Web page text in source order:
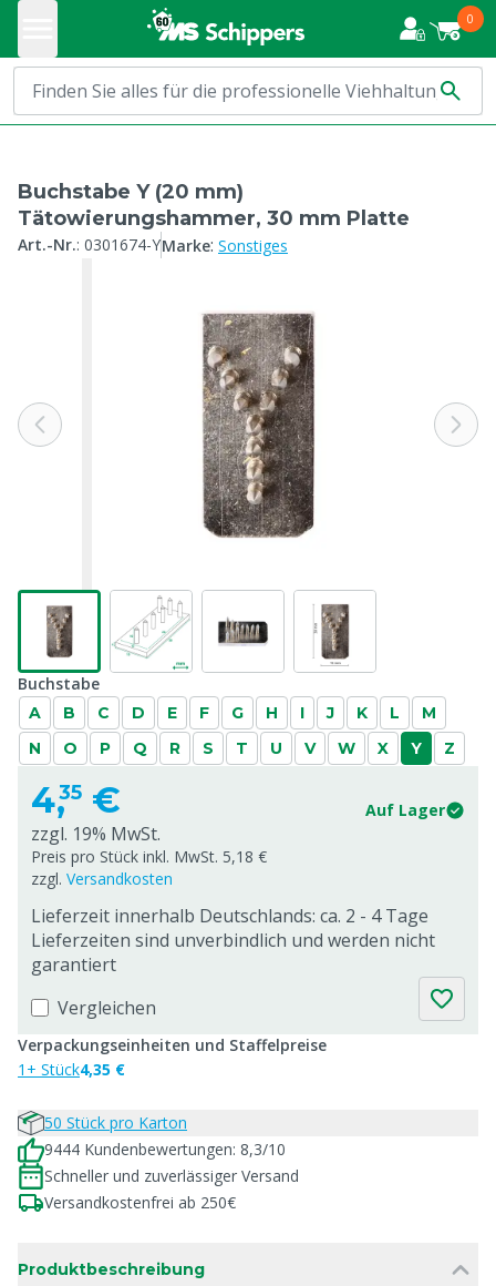
0
Buchstabe Y (20 mm)
Tätowierungshammer, 30 mm Platte
Art.-Nr.: 0301674-YMarke: Sonstiges
Buchstabe
A B C D E F G H I J K L
M
N
O P Q R S T U V W X Y Z
4,35 € Auf Lager
zzgl. 19% MwSt.
Preis pro Stück inkl. MwSt. 5,18 €
zzgl. Versandkosten
Lieferzeit innerhalb Deutschlands: ca. 2 - 4 Tage
Lieferzeiten sind unverbindlich und werden nicht
garantiert
Vergleichen
Verpackungseinheiten und Staffelpreise
1+ Stück4,35 €
50 Stück pro Karton
9444 Kundenbewertungen: 8,3/10
Schneller und zuverlässiger Versand
Versandkostenfrei ab 250€
Produktbeschreibung